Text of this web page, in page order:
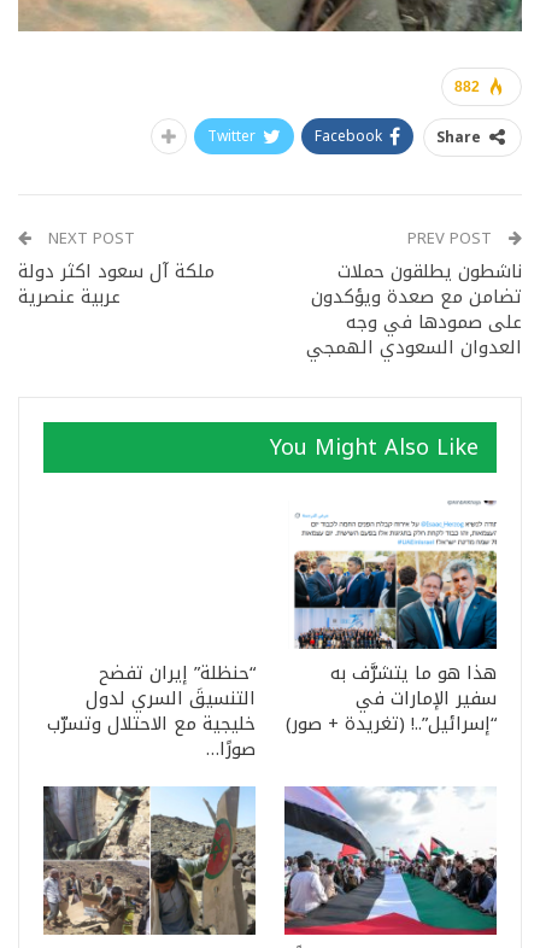
882
Share
Facebook
Twitter
ناشطون يطلقون حملات
تضامن مع صعدة ويؤكدون
على صمودها في وجه
العدوان السعودي الهمجي
NEXT POST
ملكة آل سعود اكثر دولة
عربية عنصرية
You Might Also Like
هذا هو ما يتشرَّف به
سفير الإمارات في
“إسرائيل”..! (تغريدة + صور)
“حنظلة” إيران تفضح
التنسيقَ السري لدول
خليجية مع الاحتلال وتسرّب
صورًا…